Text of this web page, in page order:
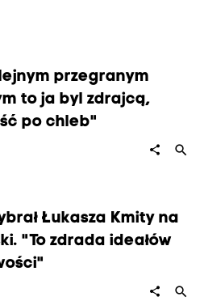
przegranym
to ja byl zdrajcą,
po chleb"
share search
Łukasza Kmity na
"To zdrada ideałów
share search